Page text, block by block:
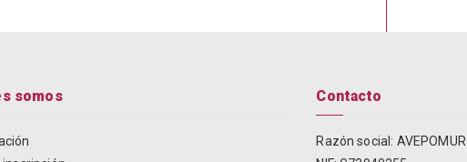
somos Contacto
Razón social: AVEPOMUR